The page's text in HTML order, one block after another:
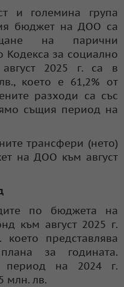
и големина група
бюджет на ДОО са
на парични
за социално
2025 г. са в
което е 61,2% от
разходи са със
същия период на
трансфери (нето)
на ДОО към август
по бюджета на
към август 2025 г.
представлява
за годината.
период на 2024 г.
млн. лв.